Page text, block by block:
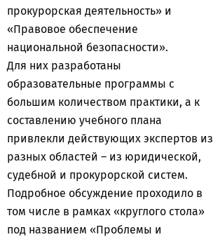
прокурорская деятельность» и
«Правовое обеспечение
национальной безопасности».
Для них разработаны
образовательные программы с
большим количеством практики, а к
составлению учебного плана
привлекли действующих экспертов из
разных областей – из юридической,
судебной и прокурорской систем.
Подробное обсуждение проходило в
том числе в рамках «круглого стола»
под названием «Проблемы и